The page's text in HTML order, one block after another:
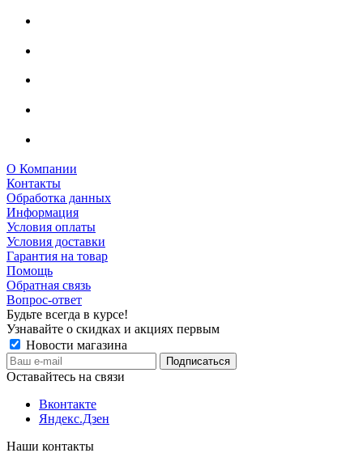
О Компании
Контакты
Обработка данных
Информация
Условия оплаты
Условия доставки
Гарантия на товар
Помощь
Обратная связь
Вопрос-ответ
Будьте всегда в курсе!
Узнавайте о скидках и акциях первым
Новости магазина
Оставайтесь на связи
Вконтакте
Яндекс.Дзен
Наши контакты